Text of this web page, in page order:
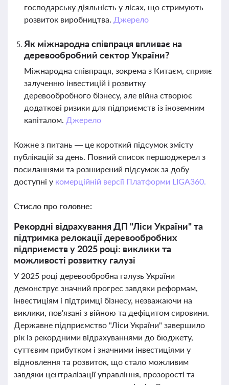
господарську діяльність у лісах, що стримують
розвиток виробництва. Джерело
Як міжнародна співпраця впливає на
деревообробний сектор України?
Міжнародна співпраця, зокрема з Китаєм, сприяє
залученню інвестицій і розвитку
деревообробного бізнесу, але війна створює
додаткові ризики для підприємств із іноземним
капіталом. Джерело
Кожне з питань — це короткий підсумок змісту
публікацій за день. Повний список першоджерел з
посиланнями та розширений підсумок за добу
доступні у комерційній версії Платформи LIGA360.
Стисло про головне:
Рекордні відрахування ДП "Ліси України" та
підтримка релокації деревообробних
підприємств у 2025 році: виклики та
можливості розвитку галузі
У 2025 році деревообробна галузь України
демонструє значний прогрес завдяки реформам,
інвестиціям і підтримці бізнесу, незважаючи на
виклики, пов'язані з війною та дефіцитом сировини.
Державне підприємство "Ліси України" завершило
рік із рекордними відрахуваннями до бюджету,
суттєвим прибутком і значними інвестиціями у
відновлення та розвиток, що стало можливим
завдяки централізації управління, прозорості та